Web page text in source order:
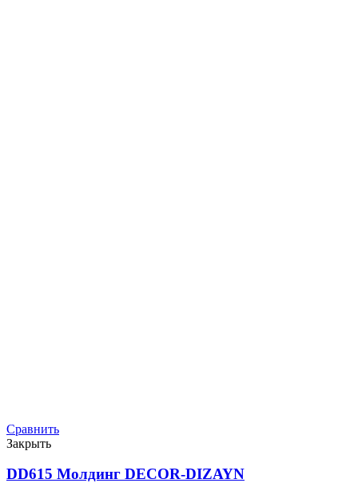
Сравнить
Закрыть
DD615 Молдинг DECOR-DIZAYN